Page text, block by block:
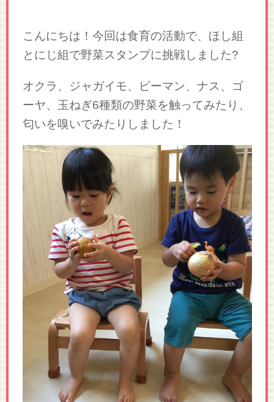
こんにちは！今回は食育の活動で、ほし組
とにじ組で野菜スタンプに挑戦しました?
オクラ、ジャガイモ、ピーマン、ナス、ゴ
ーヤ、玉ねぎ6種類の野菜を触ってみたり、
匂いを嗅いでみたりしました！